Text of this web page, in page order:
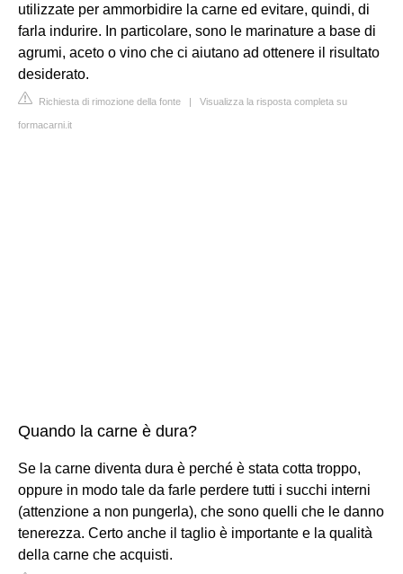
utilizzate per ammorbidire la carne ed evitare, quindi, di
farla indurire. In particolare, sono le marinature a base di
agrumi, aceto o vino che ci aiutano ad ottenere il risultato
desiderato.
Richiesta di rimozione della fonte | Visualizza la risposta completa su
formacarni.it
Quando la carne è dura?
Se la carne diventa dura è perché è stata cotta troppo,
oppure in modo tale da farle perdere tutti i succhi interni
(attenzione a non pungerla), che sono quelli che le danno
tenerezza. Certo anche il taglio è importante e la qualità
della carne che acquisti.